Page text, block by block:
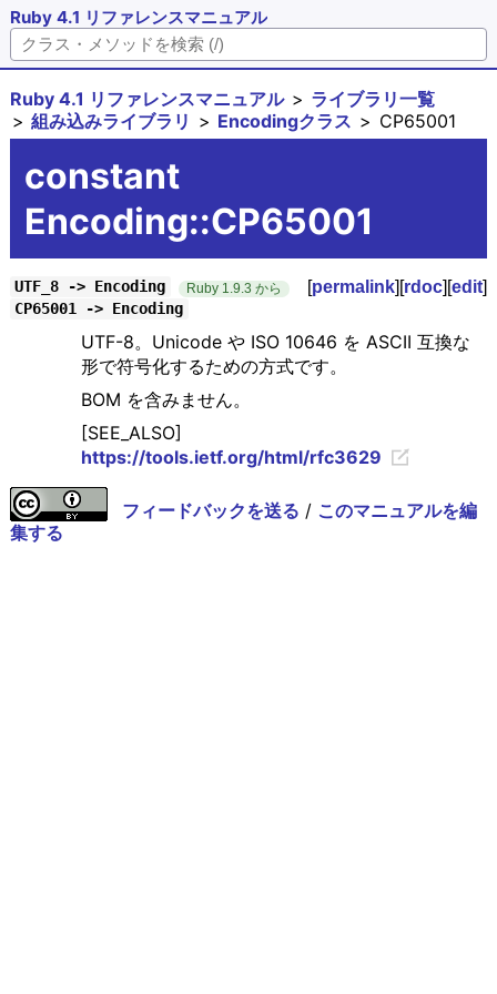
Ruby 4.1 リファレンスマニュアル
Ruby 4.1 リファレンスマニュアル
ライブラリ一覧
組み込みライブラリ
Encodingクラス CP65001
constant
Encoding::CP65001
UTF_8 -> Encoding Ruby 1.9.3 から [permalink][rdoc][edit]
CP65001 -> Encoding
UTF-8。Unicode や ISO 10646 を ASCII 互換な
形で符号化するための方式です。
BOM を含みません。
[SEE_ALSO]
https://tools.ietf.org/html/rfc3629
フィードバックを送る / このマニュアルを編
集する